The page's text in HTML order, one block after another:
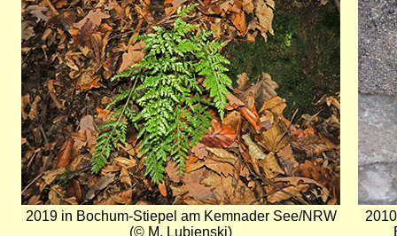
2019 in Bochum-Stiepel am Kemnader See/NRW
(© M. Lubienski)